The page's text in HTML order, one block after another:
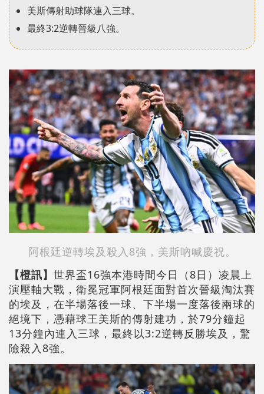
美斯傳射助球隊連入三球。
最終3:2逆轉晉級八強。
阿根廷逆轉埃及殺入8強，美斯吶喊慶祝。
【橙訊】 世界盃16強本港時間今日（8日）凌晨上
演壓軸大戰，衛冕冠軍阿根廷面對首次晉級淘汰賽
的埃及，在半場落後一球、下半場一度落後兩球的
絕境下，憑藉球王美斯的傳射建功，於79分鐘起
13分鐘內連入三球，最終以3:2逆轉反勝埃及，驚
險殺入8強。